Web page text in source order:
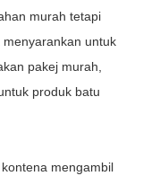
murah tetapi
menyarankan untuk
pakej murah,
produk batu
mengambil